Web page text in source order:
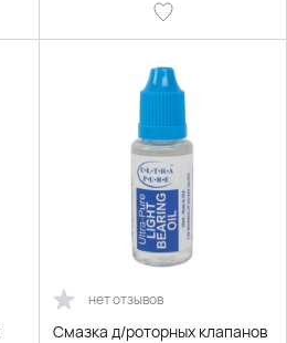
нет отзывов
Смазка д/роторных клапанов